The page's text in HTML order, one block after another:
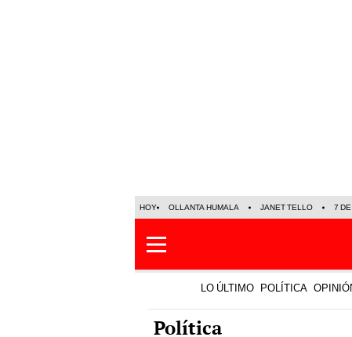
HOY OLLANTA HUMALA JANET TELLO 7
LO ÚLTIMO POLÍTICA
Política